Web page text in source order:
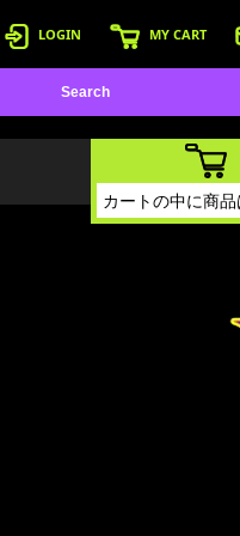
LOGIN MY CART
カートの中に商